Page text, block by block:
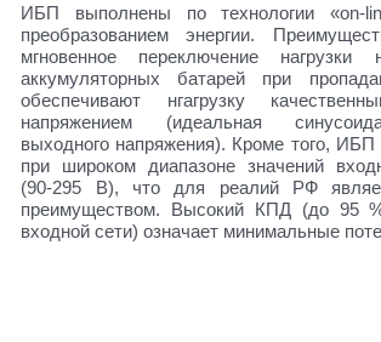
ИБП выполнены по технологии «on-
преобразованием энергии.
мгновенное переключение
аккумуляторных батарей при
обеспечивают нгагрузку
напряжением (идеальная
выходного напряжения). Кроме того, ИБП
при широком диапазоне значений
(90-295 В), что для реалий РФ
преимуществом. Высокий КПД (до 95
входной сети) означает минимальные